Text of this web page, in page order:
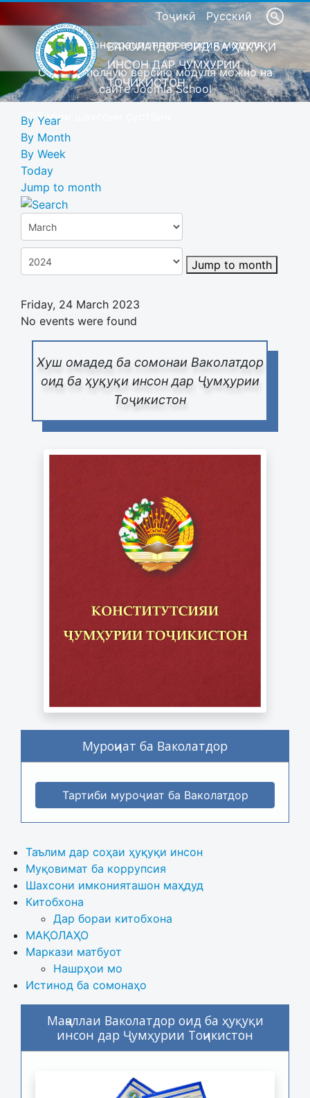
Тоҷикӣ Русский
Это демонстрационная версия модуля
Скачать полную версию модуля можно на
сайте Joomla School
Барои шахсони сустбин
ВАКОЛАТДОР ОИД БА ҲУҚУҚИ
ИНСОН ДАР ҶУМҲУРИИ
ТОҶИКИСТОН
Хуш омадед ба сомонаи Ваколатдор
оид ба ҳуқуқи инсон дар Ҷумҳурии
Тоҷикистон
Муроҷиат ба Ваколатдор
Тартиби муроҷиат ба Ваколатдор
Таълим дар соҳаи ҳуқуқи инсон
Муқовимат ба коррупсия
Шахсони имконияташон маҳдуд
Китобхона
Дар бораи китобхона
МАҚОЛАҲО
Маркази матбуот
Нашрҳои мо
Истинод ба сомонаҳо
Маҷаллаи Ваколатдор оид ба ҳуқуқи
инсон дар Ҷумҳурии Тоҷикистон
By Year
By Month
By Week
Today
Jump to month
Jump to month
Friday, 24 March 2023
No events were found